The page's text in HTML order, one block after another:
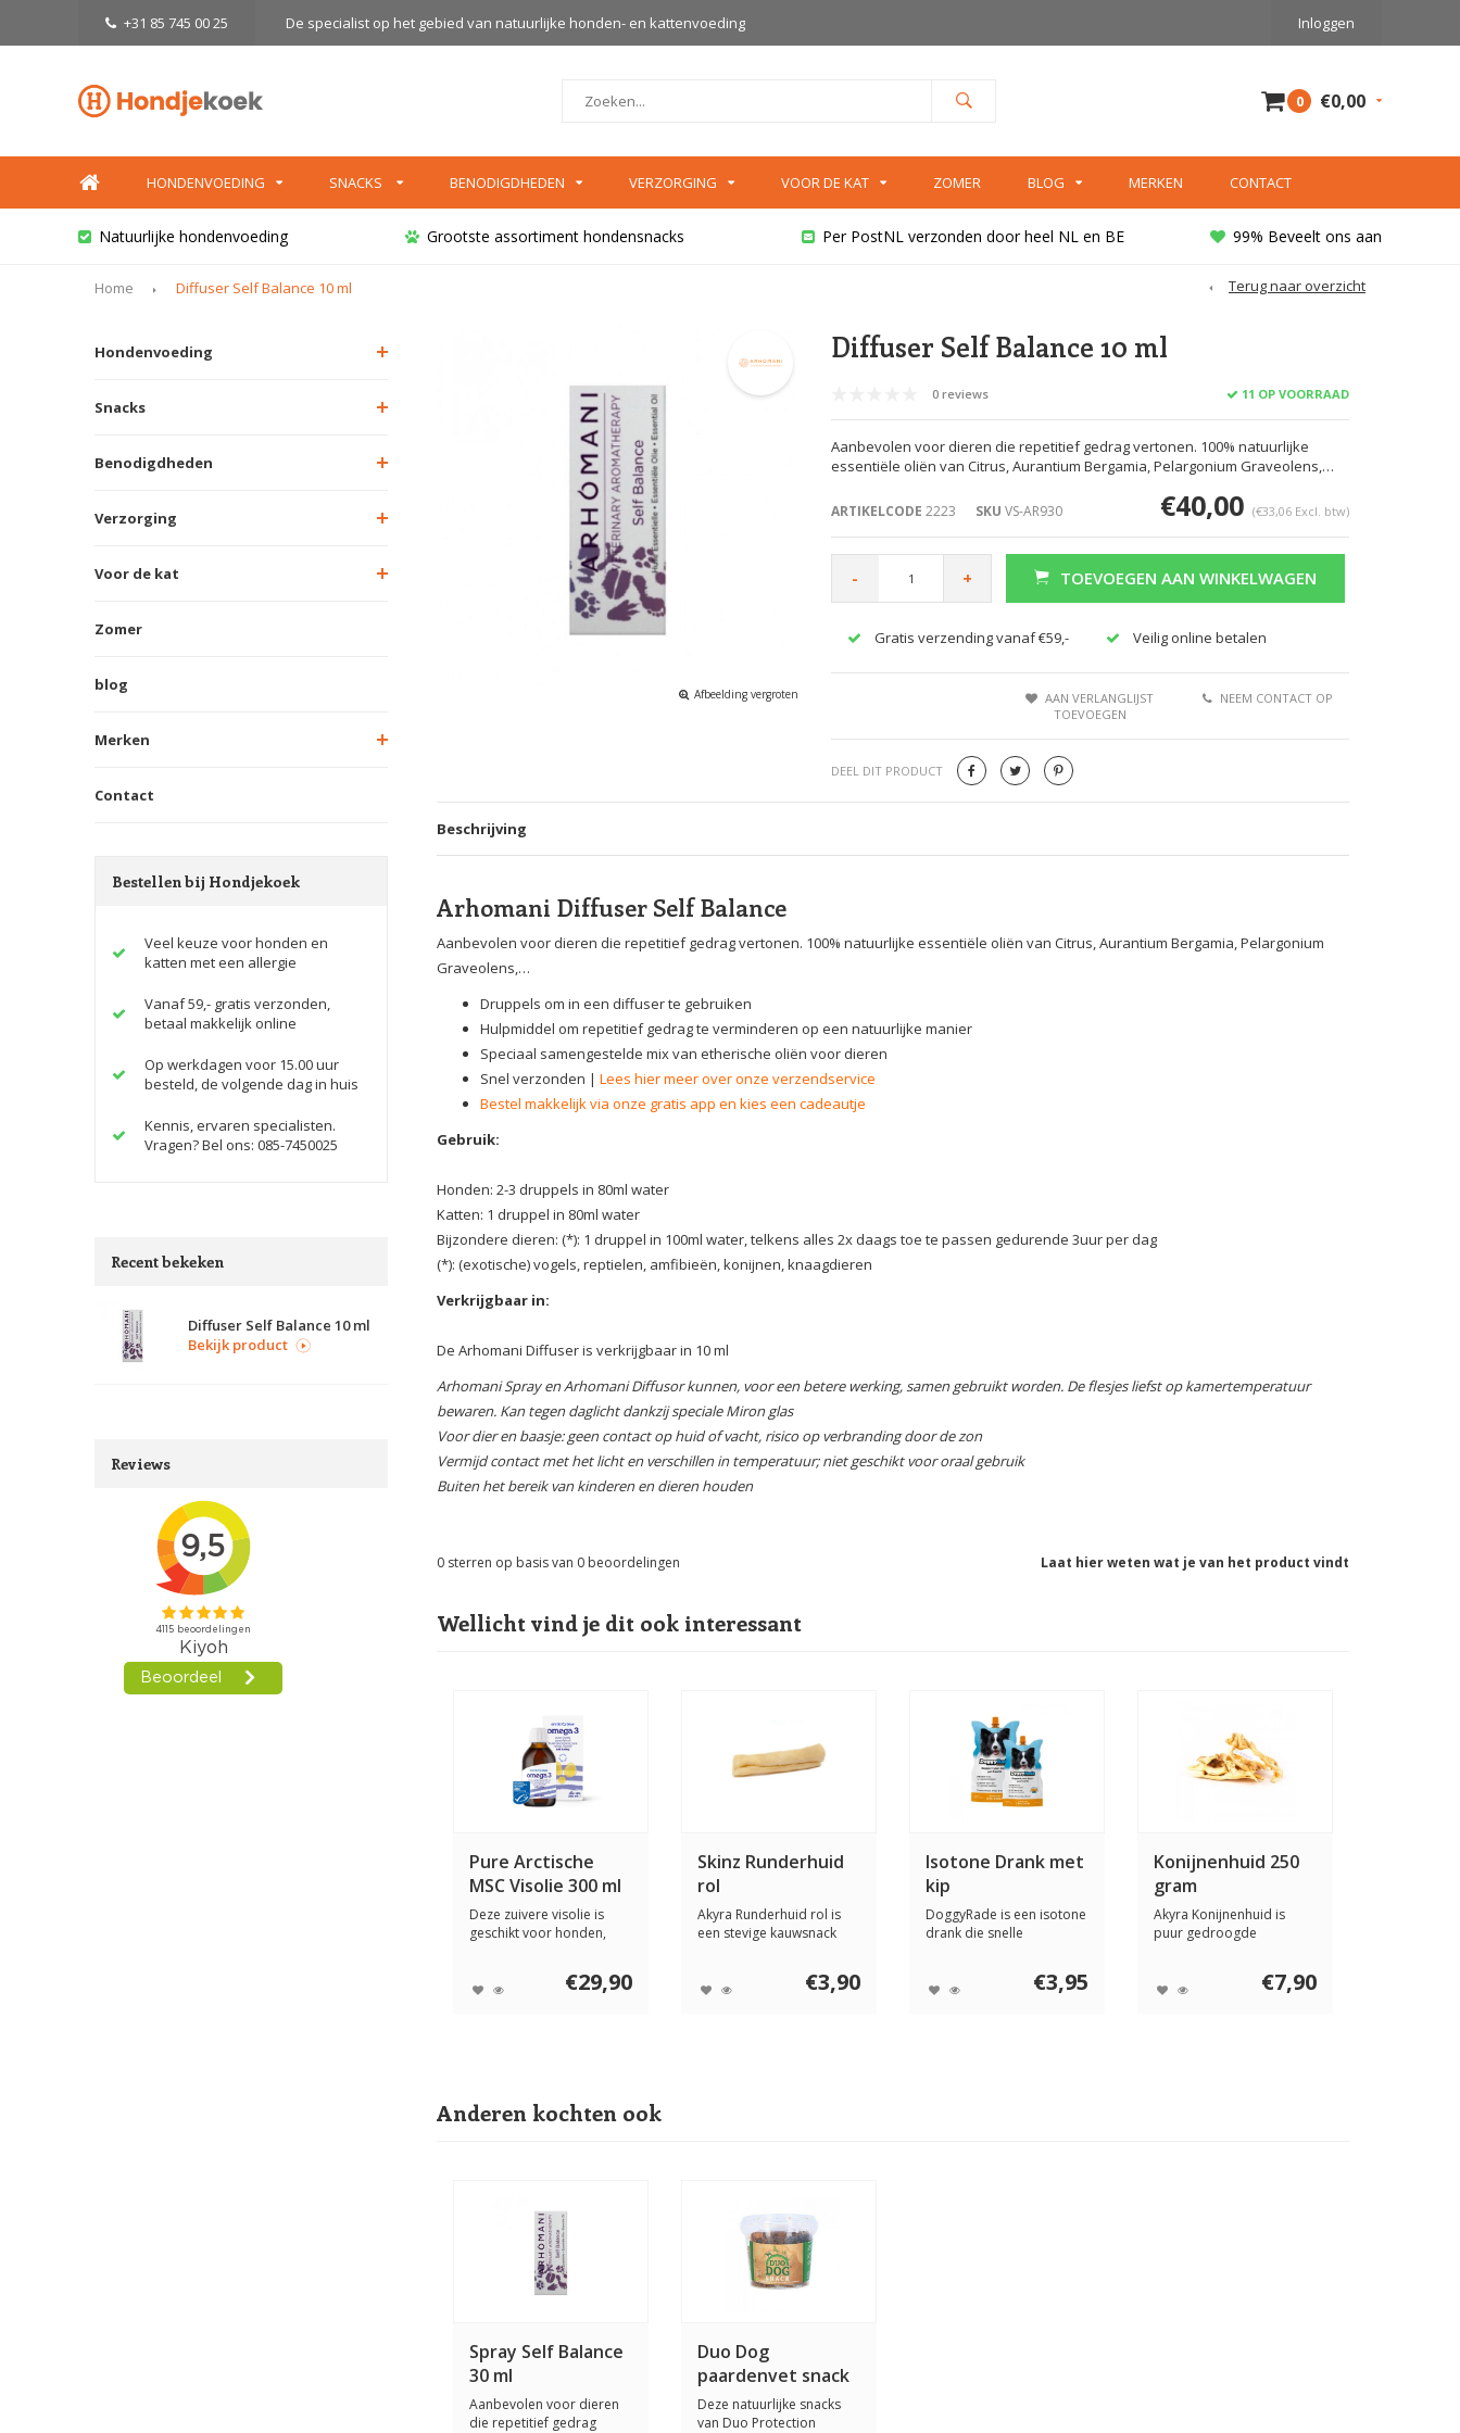
+31 85 745 00 25 De specialist op het gebied van natuurlijke honden- en kattenvoeding Inloggen
0 €0,00
HONDENVOEDING SNACKS BENODIGDHEDEN VERZORGING VOOR DE KAT ZOMER BLOG MERKEN CONTACT
Natuurlijke hondenvoeding Grootste assortiment hondensnacks Per PostNL verzonden door heel NL en BE 99% Beveelt ons aan
Home Diffuser Self Balance 10 ml Terug naar overzicht
Hondenvoeding
Snacks
Benodigdheden
Verzorging
Voor de kat
Zomer
blog
Merken
Contact
Bestellen bij Hondjekoek
Veel keuze voor honden en
katten met een allergie
Vanaf 59,- gratis verzonden,
betaal makkelijk online
Op werkdagen voor 15.00 uur
besteld, de volgende dag in huis
Kennis, ervaren specialisten.
Vragen? Bel ons: 085-7450025
Recent bekeken
Diffuser Self Balance 10 ml
Bekijk product
Reviews
Afbeelding vergroten
Diffuser Self Balance 10 ml
0 reviews 11 OP VOORRAAD
Aanbevolen voor dieren die repetitief gedrag vertonen. 100% natuurlijke
essentiële oliën van Citrus, Aurantium Bergamia, Pelargonium Graveolens,…
ARTIKELCODE 2223 SKU VS-AR930 €40,00 (€33,06 Excl. btw)
- + TOEVOEGEN AAN WINKELWAGEN
Gratis verzending vanaf €59,- Veilig online betalen
AAN VERLANGLIJST
TOEVOEGEN
NEEM CONTACT OP
DEEL DIT PRODUCT
Beschrijving
Arhomani Diffuser Self Balance
Aanbevolen voor dieren die repetitief gedrag vertonen. 100% natuurlijke essentiële oliën van Citrus, Aurantium Bergamia, Pelargonium
Graveolens,…
Druppels om in een diffuser te gebruiken
Hulpmiddel om repetitief gedrag te verminderen op een natuurlijke manier
Speciaal samengestelde mix van etherische oliën voor dieren
Snel verzonden | Lees hier meer over onze verzendservice
Bestel makkelijk via onze gratis app en kies een cadeautje
Gebruik:
Honden: 2-3 druppels in 80ml water
Katten: 1 druppel in 80ml water
Bijzondere dieren: (*): 1 druppel in 100ml water, telkens alles 2x daags toe te passen gedurende 3uur per dag
(*): (exotische) vogels, reptielen, amfibieën, konijnen, knaagdieren
Verkrijgbaar in:
De Arhomani Diffuser is verkrijgbaar in 10 ml
Arhomani Spray en Arhomani Diffusor kunnen, voor een betere werking, samen gebruikt worden. De flesjes liefst op kamertemperatuur
bewaren. Kan tegen daglicht dankzij speciale Miron glas
Voor dier en baasje: geen contact op huid of vacht, risico op verbranding door de zon
Vermijd contact met het licht en verschillen in temperatuur; niet geschikt voor oraal gebruik
Buiten het bereik van kinderen en dieren houden
Laat hier weten wat je van het product vindt
0 sterren op basis van 0 beoordelingen
Wellicht vind je dit ook interessant
Pure Arctische
MSC Visolie 300 ml
Deze zuivere visolie is
geschikt voor honden,
€29,90
Skinz Runderhuid
rol
Akyra Runderhuid rol is
een stevige kauwsnack
€3,90
Isotone Drank met
kip
DoggyRade is een isotone
drank die snelle
€3,95
Konijnenhuid 250
gram
Akyra Konijnenhuid is
puur gedroogde
€7,90
Anderen kochten ook
Spray Self Balance
30 ml
Aanbevolen voor dieren
die repetitief gedrag
Duo Dog
paardenvet snack
350 gram
Deze natuurlijke snacks
van Duo Protection